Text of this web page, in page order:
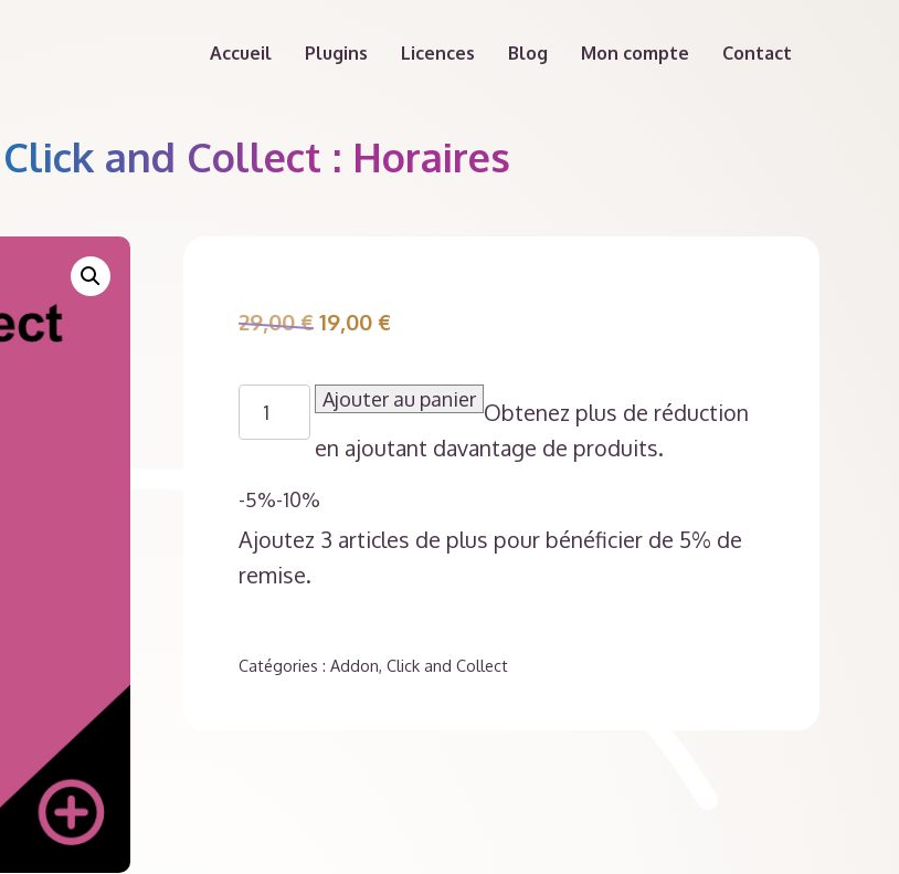
Accueil Plugins Licences Blog Mon compte Contact
and Collect : Horaires
29,00€ Le
initial
29,00 €.
19,00 €
actuel
19,00 €.
quantité
Click
and
Collect
Ajouter au panier Obtenez plus de réduction
en ajoutant davantage de produits.
-5%-10%
Ajoutez 3 articles de plus pour bénéficier de 5% de
remise.
Catégories : Addon, Click and Collect